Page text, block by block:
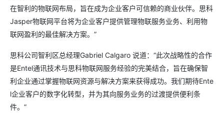
在智利的物联网布局，旨在成为企业客户可信赖的商业伙伴。思科
Jasper物联网平台将为企业客户提供管理物联服务业务、利用物
联网盈利的最佳解决方案。”
思科公司智利区总经理Gabriel Calgaro 说道：“此次战略性的合作
是Entel通讯技术与思科物联网服务经验的完美结合，旨在确保智
利企业通过掌握物联网资源与解决方案来获得成功。我们期待Ente
l企业客户的数字化转型，并为其向服务业务的过渡提供便利条
件。”